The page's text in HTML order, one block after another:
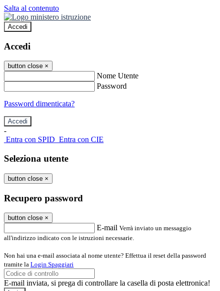
Salta al contenuto
Accedi
Accedi
button close ×
Nome Utente
Password
Password dimenticata?
-
Entra con SPID Entra con CIE
Seleziona utente
button close ×
Recupero password
button close ×
E-mail Verrà inviato un messaggio
all'indirizzo indicato con le istruzioni necessarie.
Non hai una e-mail associata al nome utente? Effettua il reset della password
tramite la Login Spaggiari
E-mail inviata, si prega di controllare la casella di posta elettronica!